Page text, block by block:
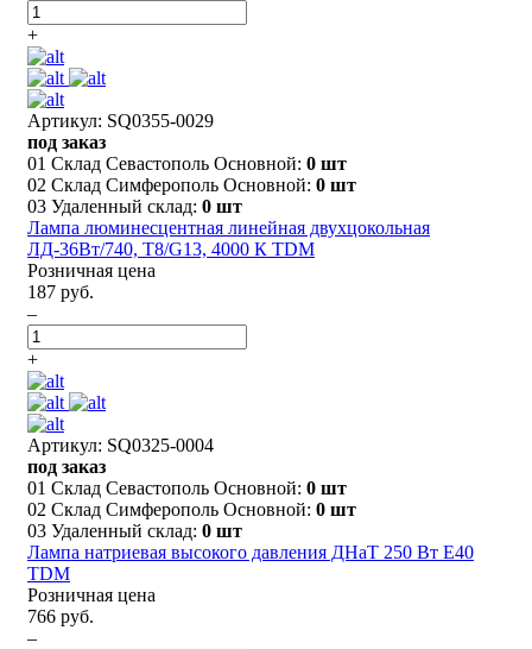
+
Артикул: SQ0355-0029
под заказ
01 Склад Севастополь Основной: 0 шт
02 Склад Симферополь Основной: 0 шт
03 Удаленный склад: 0 шт
Лампа люминесцентная линейная двухцокольная
ЛД-36Вт/740, T8/G13, 4000 К TDM
Розничная цена
187 руб.
–
+
Артикул: SQ0325-0004
под заказ
01 Склад Севастополь Основной: 0 шт
02 Склад Симферополь Основной: 0 шт
03 Удаленный склад: 0 шт
Лампа натриевая высокого давления ДНаТ 250 Вт Е40
TDM
Розничная цена
766 руб.
–